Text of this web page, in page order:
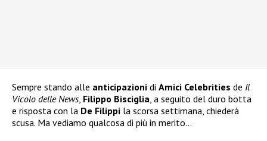
Sempre stando alle anticipazioni di Amici Celebrities de Il
Vicolo delle News, Filippo Bisciglia, a seguito del duro botta
e risposta con la De Filippi la scorsa settimana, chiederà
scusa. Ma vediamo qualcosa di più in merito…